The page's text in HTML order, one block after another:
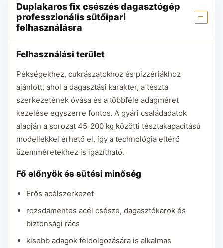
Duplakaros fix csészés dagasztógép
professzionális sütőipari
felhasználásra
Felhasználási terület
Pékségekhez, cukrászatokhoz és pizzériákhoz
ajánlott, ahol a dagasztási karakter, a tészta
szerkezetének óvása és a többféle adagméret
kezelése egyszerre fontos. A gyári családadatok
alapján a sorozat 45-200 kg közötti tésztakapacitású
modellekkel érhető el, így a technológia eltérő
üzemméretekhez is igazítható.
Fő előnyök és sütési minőség
Erős acélszerkezet
rozsdamentes acél csésze, dagasztókarok és
biztonsági rács
kisebb adagok feldolgozására is alkalmas